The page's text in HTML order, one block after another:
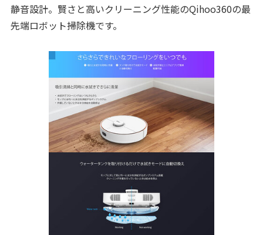
静音設計。賢さと高いクリーニング性能のQihoo360の最
先端ロボット掃除機です。